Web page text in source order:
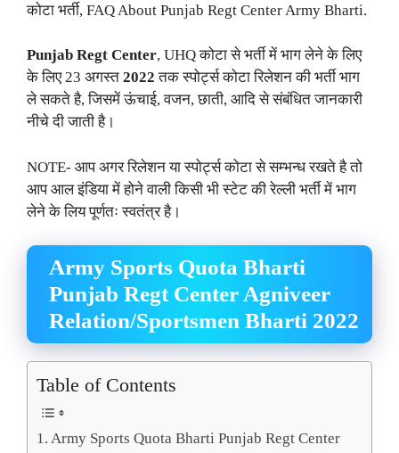
कोटा भर्ती, FAQ About Punjab Regt Center Army Bharti.
Punjab Regt Center, UHQ कोटा से भर्ती में भाग लेने के लिए
के लिए 23 अगस्त 2022 तक स्पोर्ट्स कोटा रिलेशन की भर्ती भाग
ले सकते है, जिसमें ऊंचाई, वजन, छाती, आदि से संबंधित जानकारी
नीचे दी जाती है।
NOTE- आप अगर रिलेशन या स्पोर्ट्स कोटा से सम्भन्ध रखते है तो
आप आल इंडिया में होने वाली किसी भी स्टेट की रेल्ली भर्ती में भाग
लेने के लिय पूर्णतः स्वतंत्र है।
Army Sports Quota Bharti
Punjab Regt Center Agniveer
Relation/Sportsmen Bharti 2022
Table of Contents
Army Sports Quota Bharti Punjab Regt Center